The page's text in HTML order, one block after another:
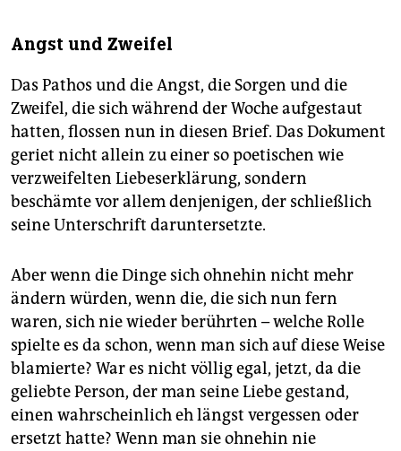
Angst und Zweifel
Das Pathos und die Angst, die Sorgen und die
Zweifel, die sich während der Woche aufgestaut
hatten, flossen nun in diesen Brief. Das Dokument
geriet nicht allein zu einer so poetischen wie
verzweifelten Liebeserklärung, sondern
beschämte vor allem denjenigen, der schließlich
seine Unterschrift daruntersetzte.
Aber wenn die Dinge sich ohnehin nicht mehr
ändern würden, wenn die, die sich nun fern
waren, sich nie wieder berührten – welche Rolle
spielte es da schon, wenn man sich auf diese Weise
blamierte? War es nicht völlig egal, jetzt, da die
geliebte Person, der man seine Liebe gestand,
einen wahrscheinlich eh längst vergessen oder
ersetzt hatte? Wenn man sie ohnehin nie